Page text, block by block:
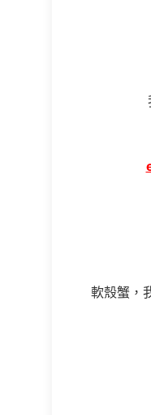
軟殼蟹，